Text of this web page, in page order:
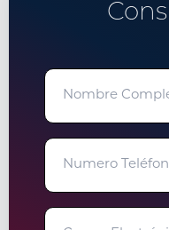
"Nombre
Completo
Numero
Teléfono
Correo